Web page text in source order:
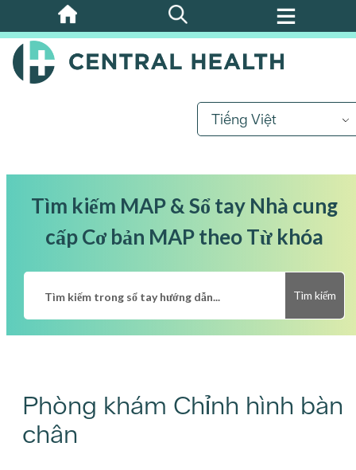
Bỏ
qua
nội
Tiếng Việt
Tìm kiếm MAP & Sổ tay Nhà cung
cấp Cơ bản MAP theo Từ khóa
Tìm kiếm
Phòng khám Chỉnh hình bàn
chân